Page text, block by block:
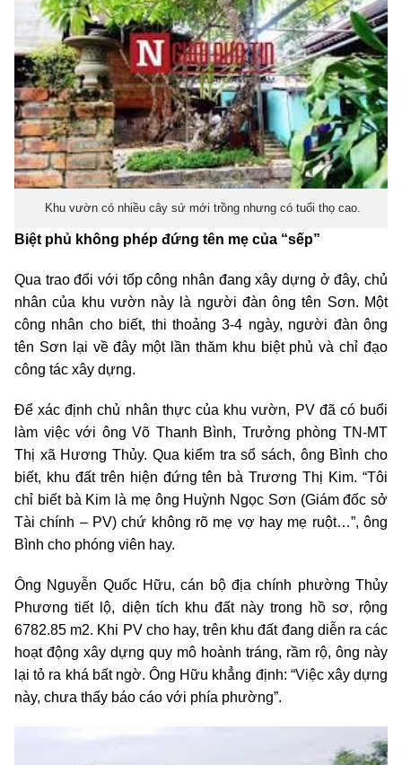
Khu vườn có nhiều cây sứ mới trồng nhưng có tuổi thọ cao.
Biệt phủ không phép đứng tên mẹ của “sếp”
Qua trao đổi với tốp công nhân đang xây dựng ở đây, chủ
nhân của khu vườn này là người đàn ông tên Sơn. Một
công nhân cho biết, thi thoảng 3-4 ngày, người đàn ông
tên Sơn lại về đây một lần thăm khu biệt phủ và chỉ đạo
công tác xây dựng.
Để xác định chủ nhân thực của khu vườn, PV đã có buổi
làm việc với ông Võ Thanh Bình, Trưởng phòng TN-MT
Thị xã Hương Thủy. Qua kiểm tra sổ sách, ông Bình cho
biết, khu đất trên hiện đứng tên bà Trương Thị Kim. “Tôi
chỉ biết bà Kim là mẹ ông Huỳnh Ngọc Sơn (Giám đốc sở
Tài chính – PV) chứ không rõ mẹ vợ hay mẹ ruột…”, ông
Bình cho phóng viên hay.
Ông Nguyễn Quốc Hữu, cán bộ địa chính phường Thủy
Phương tiết lộ, diện tích khu đất này trong hồ sơ, rộng
6782.85 m2. Khi PV cho hay, trên khu đất đang diễn ra các
hoạt động xây dựng quy mô hoành tráng, rầm rộ, ông này
lại tỏ ra khá bất ngờ. Ông Hữu khẳng định: “Việc xây dựng
này, chưa thấy báo cáo với phía phường”.